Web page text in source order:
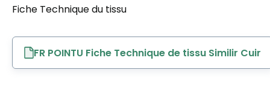
Fiche Technique du tissu
FR POINTU Fiche Technique de tissu Similir Cuir